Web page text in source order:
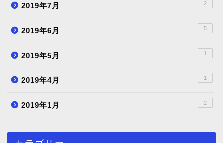
2019年7月 2
2019年6月 5
2019年5月 1
2019年4月 1
2019年1月 2